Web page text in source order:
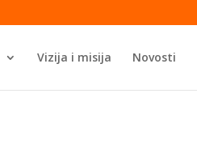
Vizija i misija Novosti